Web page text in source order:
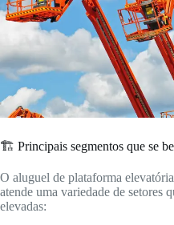
🏗️ Principais segmentos que se
O aluguel de plataforma
atende uma variedade de setores
elevadas: